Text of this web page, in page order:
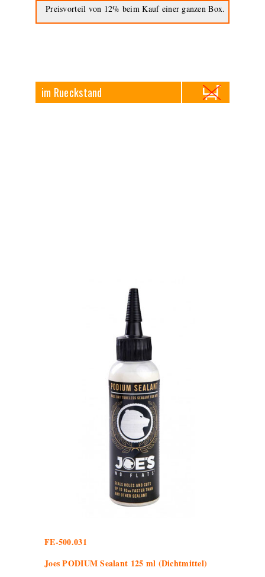
Preisvorteil von 12% beim Kauf einer ganzen Box.
im Rueckstand
FE-500.031
Joes PODIUM Sealant 125 ml (Dichtmittel)